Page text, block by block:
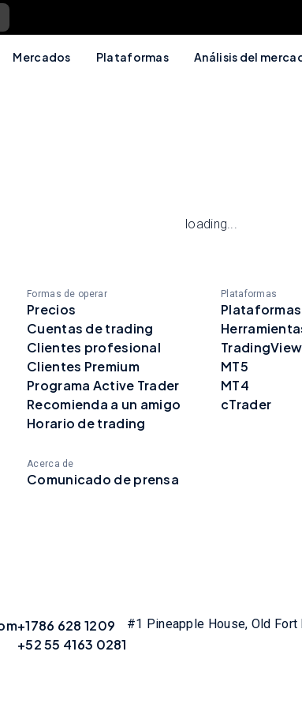
Mercados Plataformas Análisis del
loading...
Formas de operar
Precios
Cuentas de trading
Clientes profesional
Clientes Premium
Programa Active Trader
Recomienda a un amigo
Horario de trading
Plataformas
TradingView
MT5
MT4
cTrader
Acerca de
Comunicado de prensa
+1786 628 1209
+52 55 4163 0281
#1 Pineapple House, Old Fort